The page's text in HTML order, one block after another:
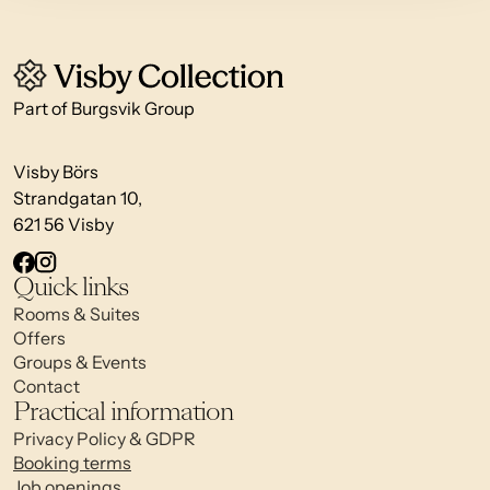
Part of Burgsvik Group
Visby Börs
Strandgatan 10,
621 56 Visby
Quick links
Rooms & Suites
Offers
Groups & Events
Contact
Practical information
Privacy Policy & GDPR
Booking terms